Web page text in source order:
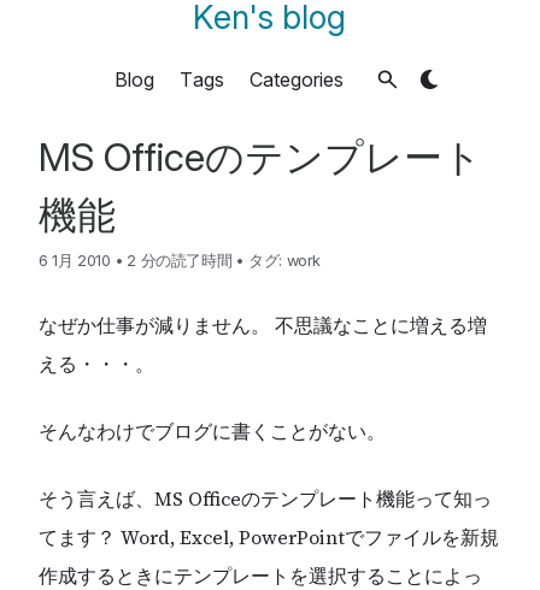
Ken's blog
Blog Tags Categories
MS Officeのテンプレート
機能
6 1月 2010 • 2 分の読了時間 • タグ: work
なぜか仕事が減りません。 不思議なことに増える増
える・・・。
そんなわけでブログに書くことがない。
そう言えば、MS Officeのテンプレート機能って知っ
てます？ Word, Excel, PowerPointでファイルを新規
作成するときにテンプレートを選択することによっ